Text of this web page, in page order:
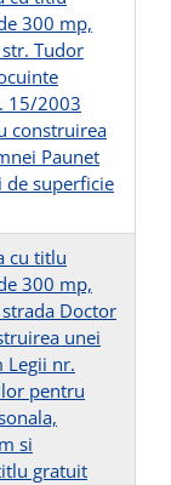
300 mp,
Tudor
15/2003
construirea
Paunet
de superficie
cu titlu
300 mp,
Doctor
unei
Legii nr.
pentru
si
gratuit